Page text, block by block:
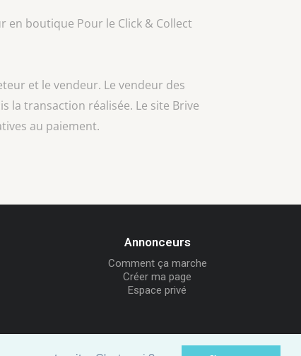
en boutique Pour le Click & Collect
et le vendeur. Le vendeur des
la transaction réalisée. Le site Brive
au paiement.
Annonceurs
Comment ça marche
Créer ma page
Espace privé